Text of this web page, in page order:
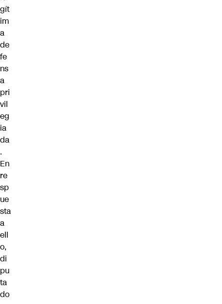
gít
im
a
de
fe
ns
a
pri
vil
eg
ia
da
.
En
re
sp
ue
sta
a
ell
o,
di
pu
ta
do